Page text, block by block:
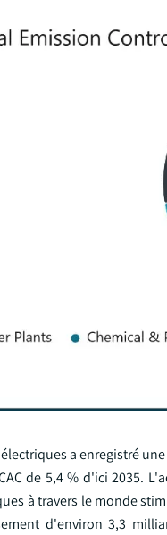
a enregistré
de 5,4 % d'ici 2035.
à travers le monde
d'environ 3,3